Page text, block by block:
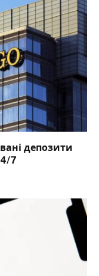
депозити
7